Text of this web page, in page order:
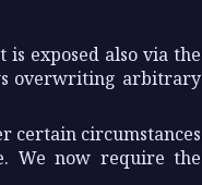
exposed also via the
overwriting arbitrary
certain circumstances
We now require the